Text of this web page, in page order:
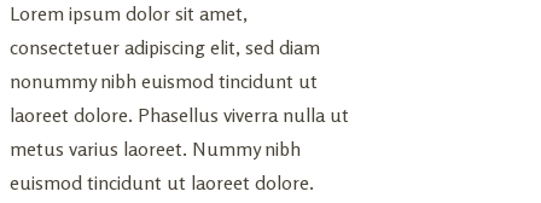
Lorem ipsum dolor sit amet,
consectetuer adipiscing elit, sed diam
nonummy nibh euismod tincidunt ut
laoreet dolore. Phasellus viverra nulla ut
metus varius laoreet. Nummy nibh
euismod tincidunt ut laoreet dolore.